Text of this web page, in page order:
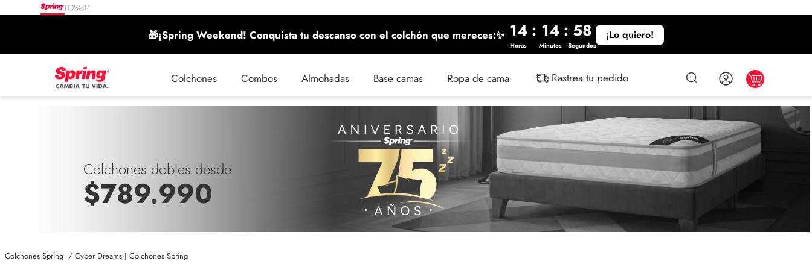
🎁¡Spring Weekend! Conquista tu descanso con el colchón que mereces:✨ 14
Horas
: 14
Minutos
: 57
Segundos
¡Lo quiero!
Colchones Combos Almohadas Base camas Ropa de cama Rastrea tu pedido
Colchones dobles desde
$789.990
Cyber Dreams | Colchones Spring